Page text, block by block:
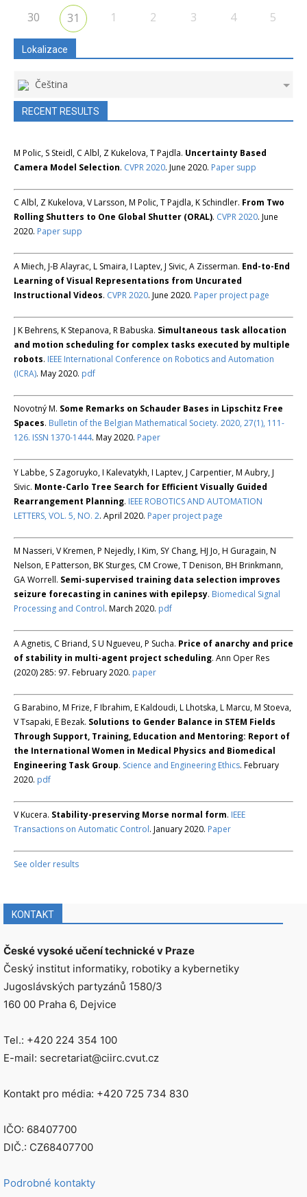
30 31 1 2 3 4 5
Lokalizace
Čeština
RECENT RESULTS
M Polic, S Steidl, C Albl, Z Kukelova, T Pajdla. Uncertainty Based
Camera Model Selection. CVPR 2020. June 2020. Paper supp
C Albl, Z Kukelova, V Larsson, M Polic, T Pajdla, K Schindler. From Two
Rolling Shutters to One Global Shutter (ORAL). CVPR 2020. June
2020. Paper supp
A Miech, J-B Alayrac, L Smaira, I Laptev, J Sivic, A Zisserman. End-to-End
Learning of Visual Representations from Uncurated
Instructional Videos. CVPR 2020. June 2020. Paper project page
J K Behrens, K Stepanova, R Babuska. Simultaneous task allocation
and motion scheduling for complex tasks executed by multiple
robots. IEEE International Conference on Robotics and Automation
(ICRA). May 2020. pdf
Novotný M. Some Remarks on Schauder Bases in Lipschitz Free
Spaces. Bulletin of the Belgian Mathematical Society. 2020, 27(1), 111-
126. ISSN 1370-1444. May 2020. Paper
Y Labbe, S Zagoruyko, I Kalevatykh, I Laptev, J Carpentier, M Aubry, J
Sivic. Monte-Carlo Tree Search for Efficient Visually Guided
Rearrangement Planning. IEEE ROBOTICS AND AUTOMATION
LETTERS, VOL. 5, NO. 2. April 2020. Paper project page
M Nasseri, V Kremen, P Nejedly, I Kim, SY Chang, HJ Jo, H Guragain, N
Nelson, E Patterson, BK Sturges, CM Crowe, T Denison, BH Brinkmann,
GA Worrell. Semi-supervised training data selection improves
seizure forecasting in canines with epilepsy. Biomedical Signal
Processing and Control. March 2020. pdf
A Agnetis, C Briand, S U Ngueveu, P Sucha. Price of anarchy and price
of stability in multi-agent project scheduling. Ann Oper Res
(2020) 285: 97. February 2020. paper
G Barabino, M Frize, F Ibrahim, E Kaldoudi, L Lhotska, L Marcu, M Stoeva,
V Tsapaki, E Bezak. Solutions to Gender Balance in STEM Fields
Through Support, Training, Education and Mentoring: Report of
the International Women in Medical Physics and Biomedical
Engineering Task Group. Science and Engineering Ethics. February
2020. pdf
V Kucera. Stability-preserving Morse normal form. IEEE
Transactions on Automatic Control. January 2020. Paper
See older results
KONTAKT
České vysoké učení technické v Praze
Český institut informatiky, robotiky a kybernetiky
Jugoslávských partyzánů 1580/3
160 00 Praha 6, Dejvice
Tel.: +420 224 354 100
E-mail: secretariat@ciirc.cvut.cz
Kontakt pro média: +420 725 734 830
IČO: 68407700
DIČ.: CZ68407700
Podrobné kontakty